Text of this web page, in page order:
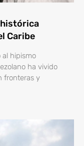
histórica
Caribe
al hipismo
ha vivido
fronteras y